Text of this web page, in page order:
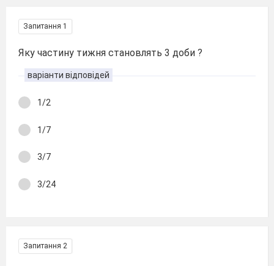
Запитання 1
Яку частину тижня становлять 3 доби ?
варіанти відповідей
1/2
1/7
3/7
3/24
Запитання 2